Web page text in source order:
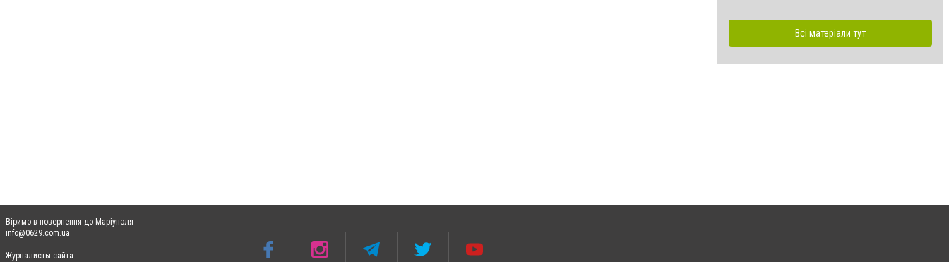
Всі матеріали тут
Віримо в повернення до Маріуполя
info@0629.com.ua
Журналисты сайта